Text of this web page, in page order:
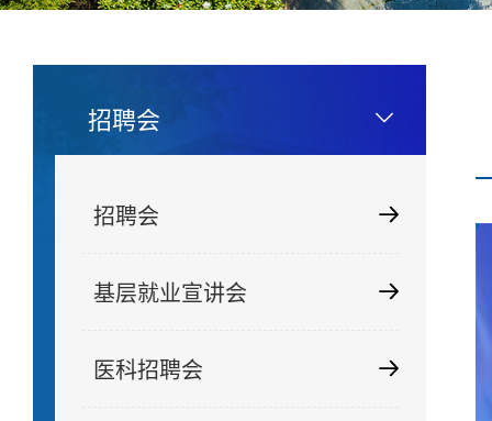
招聘会
招聘会
基层就业宣讲会
医科招聘会